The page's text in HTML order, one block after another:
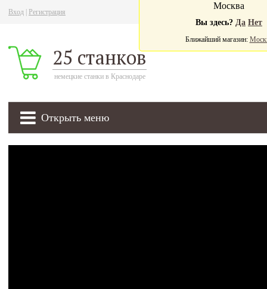
Вход Регистрация
25 станков
немецкие станки в Краснодаре
Открыть меню
Москва
Вы здесь? Да Нет
Ближайший магазин: